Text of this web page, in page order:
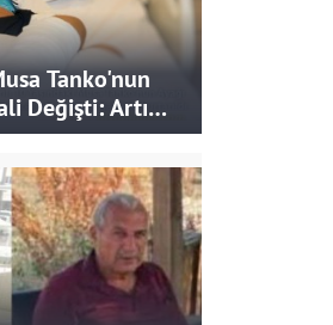
Tanko'nun
Değişti: Artık